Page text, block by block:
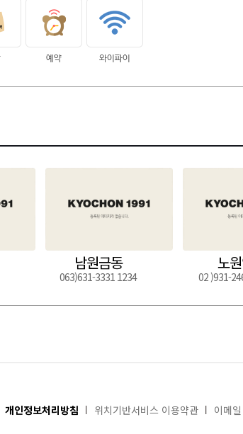
남원금동
063)631-3331 1234
노
02 )931-
개인정보처리방침 위치기반서비스 이용약관 이메